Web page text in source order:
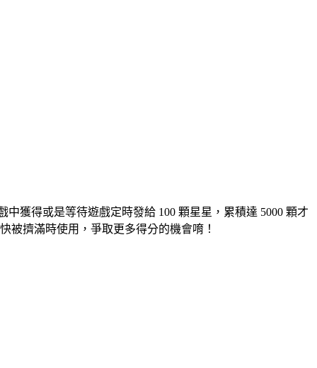
獲得或是等待遊戲定時發給 100 顆星星，累積達 5000 顆才
擠滿時使用，爭取更多得分的機會唷！